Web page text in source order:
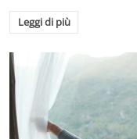
Leggi di più